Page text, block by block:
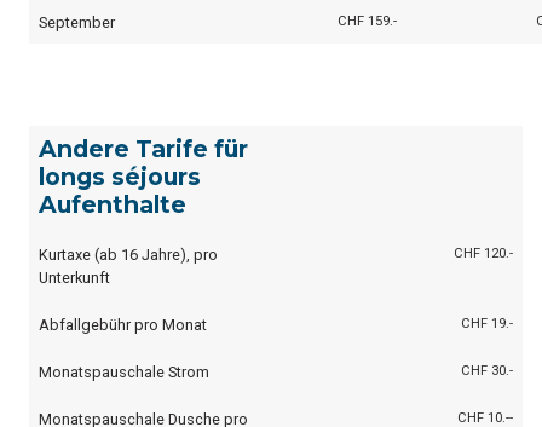
September CHF 159.-
Andere Tarife für
longs séjours
Aufenthalte
Kurtaxe (ab 16 Jahre), pro
Unterkunft
CHF 120.-
Abfallgebühr pro Monat CHF 19.-
Monatspauschale Strom CHF 30.-
Monatspauschale Dusche pro
CHF 10.--